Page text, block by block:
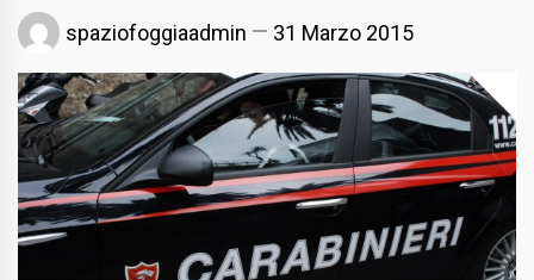
spaziofoggiaadmin 31 Marzo 2015